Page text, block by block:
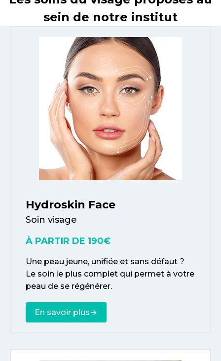
sein de notre institut
Hydroskin Face
Soin visage
À PARTIR DE 190€
Une peau jeune, unifiée et sans défaut ?
Le soin le plus complet qui permet à votre
peau de se régénérer.
En savoir plus